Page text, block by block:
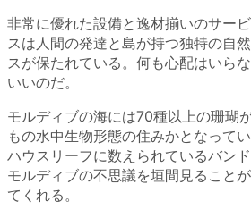
非常に優れた設備と逸材揃いのサー
スは人間の発達と島が持つ独特の自
スが保たれている。何も心配はいら
いいのだ。
モルディブの海には70種以上の珊瑚
もの水中生物形態の住みかとなって
ハウスリーフに数えられているバン
モルディブの不思議を垣間見ること
てくれる。